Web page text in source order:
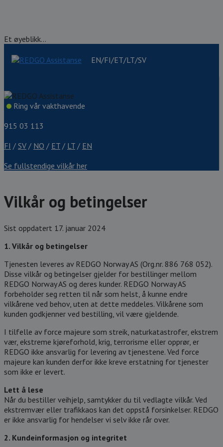
Et øyeblikk...
EN/FI/ET/LT/SV
Ring vår vakthavende
915 03 113
FI / SV / NO / ET / LT / EN
Se fullstendige vilkår her
Vilkår og betingelser
Sist oppdatert 17. januar 2024
1. Vilkår og betingelser
Tjenesten leveres av REDGO Norway AS (Org.nr. 886 768 052).
Disse vilkår og betingelser gjelder for bestillinger mellom
REDGO Norway AS og deres kunder. REDGO Norway AS
forbeholder seg retten til når som helst, å kunne endre
vilkårene ved behov, uten at dette meddeles. Vilkårene som
kunden godkjenner ved bestilling, vil være gjeldende.
I tilfelle av force majeure som streik, naturkatastrofer, ekstrem
vær, ekstreme kjøreforhold, krig, terrorisme eller opprør, er
REDGO ikke ansvarlig for levering av tjenestene. Ved force
majeure kan kunden derfor ikke kreve erstatning for tjenester
som ikke er levert.
Lett å lese
Når du bestiller veihjelp, samtykker du til vedlagte vilkår. Ved
ekstremvær eller trafikkaos kan det oppstå forsinkelser. REDGO
er ikke ansvarlig for hendelser vi selv ikke rår over.
2. Kundeinformasjon og integritet